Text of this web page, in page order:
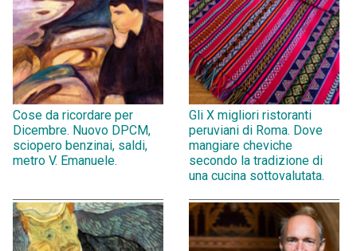
Cose da ricordare per
Dicembre. Nuovo DPCM,
sciopero benzinai, saldi,
metro V. Emanuele.
Gli X migliori ristoranti
peruviani di Roma. Dove
mangiare cheviche
secondo la tradizione di
una cucina sottovalutata.